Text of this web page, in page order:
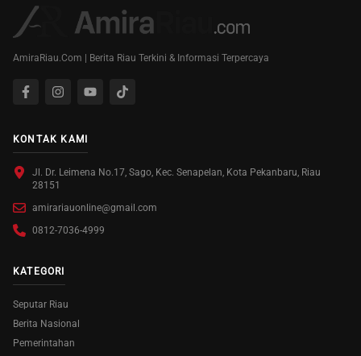
AmiraRiau.Com | Berita Riau Terkini & Informasi Terpercaya
KONTAK KAMI
Jl. Dr. Leimena No.17, Sago, Kec. Senapelan, Kota Pekanbaru, Riau
28151
amirariauonline@gmail.com
0812-7036-4999
KATEGORI
Seputar Riau
Berita Nasional
Pemerintahan